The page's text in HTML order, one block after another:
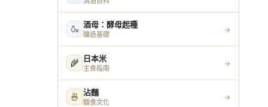
🍶 酒母：酵母起種
釀造基礎
→
🌾 日本米
主食指南
→
🍜 沾麵
麵食文化
→